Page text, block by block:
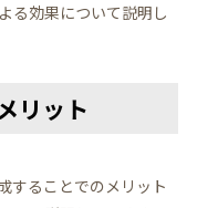
る効果について説明し
リット
することでのメリット